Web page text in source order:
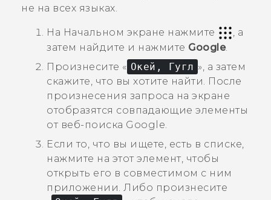
не на всех языках.
На Начальном экране нажмите
, а
затем найдите и нажмите Google.
Произнесите « Окей, Гугл », а затем
скажите, что вы хотите найти. После
произнесения запроса на экране
отобразятся совпадающие элементы
от веб-поиска Google.
Если то, что вы ищете, есть в списке,
нажмите на этот элемент, чтобы
открыть его в совместимом с ним
приложении. Либо произнесите